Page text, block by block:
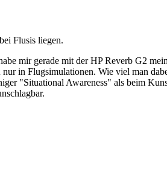
Flusis liegen.
mir gerade mit der HP Reverb G2
in Flugsimulationen. Wie viel man
"Situational Awareness" als beim